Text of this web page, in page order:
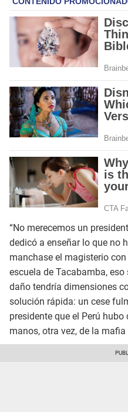
“No merecemos un
dedicó a enseñar lo que no
manchase el magisterio
escuela de Tacabamba, eso
daño tendría dimensiones
solución rápida: un cese
presidente que el Perú hubo
manos, otra vez, de la